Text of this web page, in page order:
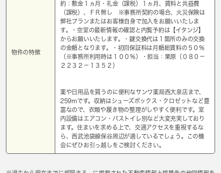
物件の特徴
約：敷金１ヵ月・礼金（課税）１ヵ月、賃料と共益費
（課税）、ＦＲ無し ※事務所契約の場合、火災保険は
弊社プランまたはお客様自身で加入をお願いいたしま
す。・空室の最新情報の確認と内覧予約は【イタンジ】
からお願いいたします。・鍵交換代は１箇所のみの交換
の金額となります。・初回保証料は月額総賃料の５０％
（※事務所利用時は１００％）・担当：栗原（０８０－
２２３２－１３５２）
薬や日用品を買うのに便利なサンワ薬局西大泉店まで、
259mです。収納はシューズボックス・クロゼットなど豊
富なので、衣類や履き物の整理がしやすく便利です。室
内設備はエアコン・バストイレ別など大変充実しており
ます。住まいを求める上で、交通アクセスを重視するな
ら、西武池袋線保谷周辺が適しているでしょう。この機
会にぜひお引っ越しをご検討ください。